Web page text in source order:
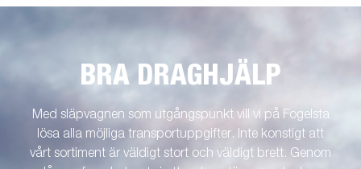
BRA DRAGHJÄLP
Med släpvagnen som utgångspunkt vill vi på Fogelsta
lösa alla möjliga transportuppgifter. Inte konstigt att
vårt sortiment är väldigt stort och väldigt brett. Genom